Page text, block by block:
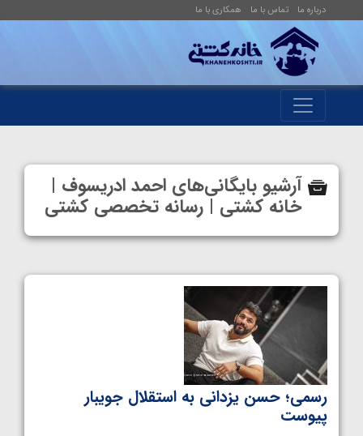
درباره ما تماس با ما همکاری با ما
آرشیو بایگانی‌های احمد ادریسوف |
خانه کشتی | رسانه تخصصی کشتی
رسمی؛ حسن یزدانی به استقلال جویبار
پیوست